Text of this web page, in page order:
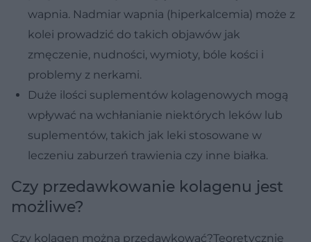
wapnia. Nadmiar wapnia (hiperkalcemia) może z
kolei prowadzić do takich objawów jak
zmęczenie, nudności, wymioty, bóle kości i
problemy z nerkami.
Duże ilości suplementów kolagenowych mogą
wpływać na wchłanianie niektórych leków lub
suplementów, takich jak leki stosowane w
leczeniu zaburzeń trawienia czy inne białka.
Czy przedawkowanie kolagenu jest
możliwe?
Czy kolagen można przedawkować?Teoretycznie